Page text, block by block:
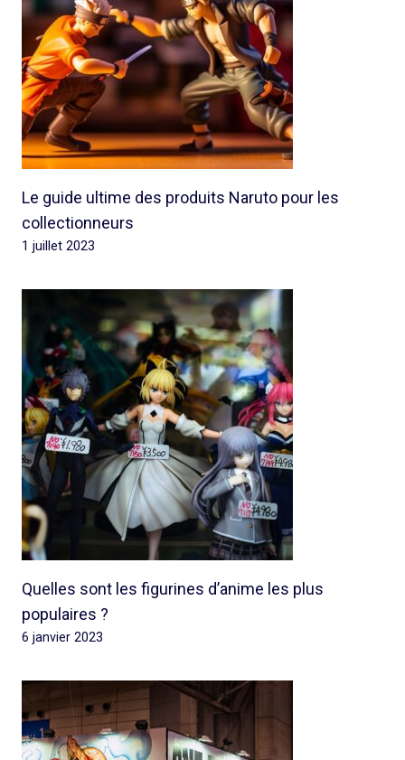
Le guide ultime des produits Naruto pour les
collectionneurs
1 juillet 2023
Quelles sont les figurines d’anime les plus
populaires ?
6 janvier 2023